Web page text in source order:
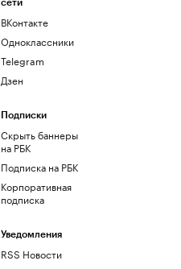
сети
ВКонтакте
Одноклассники
Telegram
Дзен
Подписки
Скрыть баннеры
на РБК
Подписка на РБК
Корпоративная
подписка
Уведомления
RSS Новости